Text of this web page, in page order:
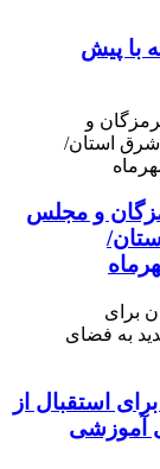
با پیش
و مجلس
استقبال از
آموزشی